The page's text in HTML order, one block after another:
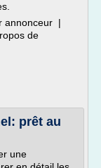
annonceur |
de
prêt au
une